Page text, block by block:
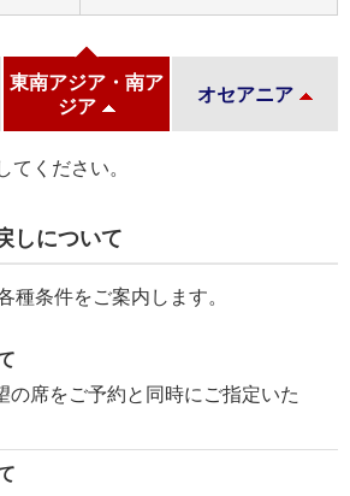
東南アジア・南ア
ジア
オセアニア
てください。
しについて
種条件をご案内します。
の席をご予約と同時にご指定いた